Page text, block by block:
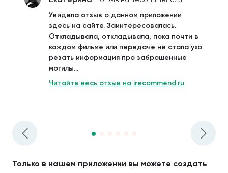
Увидела отзыв о данном приложении
здесь на сайте. Заинтересовалась.
Откладывала, откладывала, пока почти в
каждом фильме или передаче не стала ухо
резать информация про заброшенные
могилы...
Читайте весь отзыв на irecommend.ru
Только в нашем приложении вы можете создать